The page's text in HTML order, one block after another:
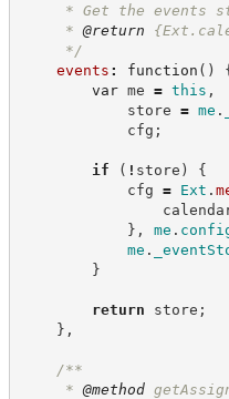
* Get the events
* @return
*/
events : function ( )
var me = this ,
store = me .
cfg ;
if ( ! store )
{
cfg = Ext .
} , me .
me .
}
return store ;
} ,
/**
* @method